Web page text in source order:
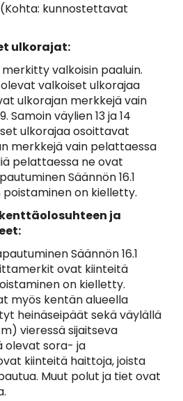
kunnostettavat
ulkorajat:
valkoisin paaluin.
olevat valkoiset ulkorajaa
ulkorajan merkkejä vain
Samoin väylien 13 ja 14
ulkorajaa osoittavat
merkkejä vain pelattaessa
pelattaessa ne ovat
Säännön 16.1
poistaminen on kielletty.
ja
Säännön 16.1
ovat kiinteitä
on kielletty.
myös kentän alueella
heinäseipäät sekä väylällä
vieressä sijaitseva
olevat sora- ja
kiinteitä haittoja, joista
Muut polut ja tiet ovat